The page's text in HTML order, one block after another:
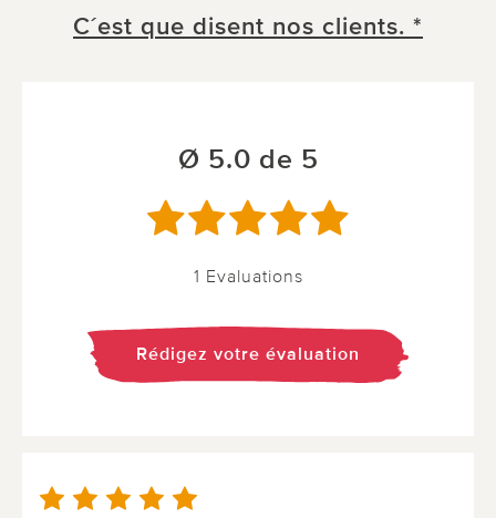
C´est que disent nos clients. *
Ø 5.0 de 5
1 Evaluations
Rédigez votre évaluation